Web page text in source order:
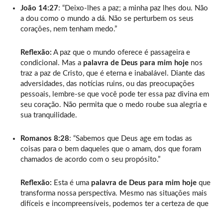
João 14:27: “Deixo-lhes a paz; a minha paz lhes dou. Não
a dou como o mundo a dá. Não se perturbem os seus
corações, nem tenham medo.”
Reflexão: A paz que o mundo oferece é passageira e
condicional. Mas a palavra de Deus para mim hoje nos
traz a paz de Cristo, que é eterna e inabalável. Diante das
adversidades, das notícias ruins, ou das preocupações
pessoais, lembre-se que você pode ter essa paz divina em
seu coração. Não permita que o medo roube sua alegria e
sua tranquilidade.
Romanos 8:28: “Sabemos que Deus age em todas as
coisas para o bem daqueles que o amam, dos que foram
chamados de acordo com o seu propósito.”
Reflexão: Esta é uma palavra de Deus para mim hoje que
transforma nossa perspectiva. Mesmo nas situações mais
difíceis e incompreensíveis, podemos ter a certeza de que